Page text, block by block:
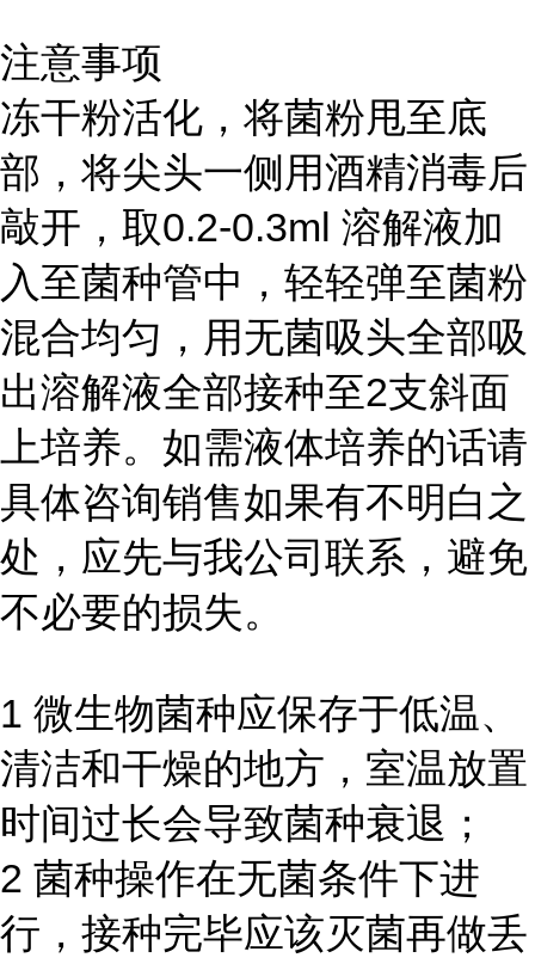
注意事项
冻干粉活化，将菌粉甩至底
部，将尖头一侧用酒精消毒后
敲开，取0.2-0.3ml 溶解液加
入至菌种管中，轻轻弹至菌粉
混合均匀，用无菌吸头全部吸
出溶解液全部接种至2支斜面
上培养。如需液体培养的话请
具体咨询销售如果有不明白之
处，应先与我公司联系，避免
不必要的损失。
1 微生物菌种应保存于低温、
清洁和干燥的地方，室温放置
时间过长会导致菌种衰退；
2 菌种操作在无菌条件下进
行，接种完毕应该灭菌再做丢